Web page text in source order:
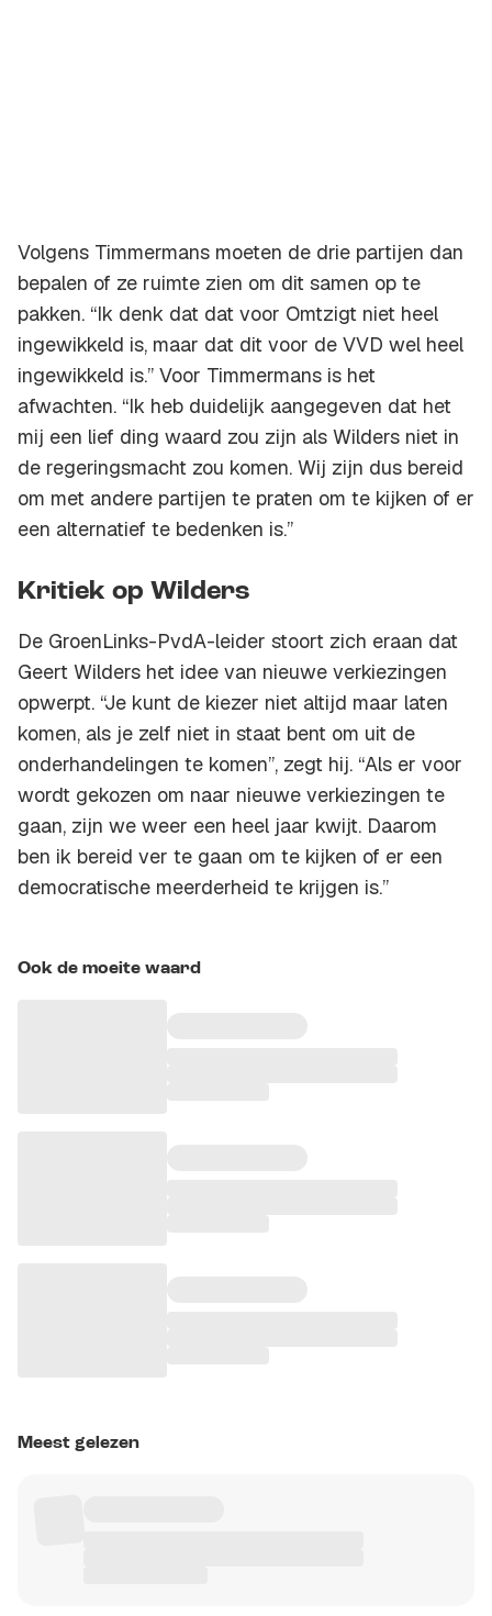
Volgens Timmermans moeten de drie partijen dan
bepalen of ze ruimte zien om dit samen op te
pakken. “Ik denk dat dat voor Omtzigt niet heel
ingewikkeld is, maar dat dit voor de VVD wel heel
ingewikkeld is.” Voor Timmermans is het
afwachten. “Ik heb duidelijk aangegeven dat het
mij een lief ding waard zou zijn als Wilders niet in
de regeringsmacht zou komen. Wij zijn dus bereid
om met andere partijen te praten om te kijken of er
een alternatief te bedenken is.”
Kritiek op Wilders
De GroenLinks-PvdA-leider stoort zich eraan dat
Geert Wilders het idee van nieuwe verkiezingen
opwerpt. “Je kunt de kiezer niet altijd maar laten
komen, als je zelf niet in staat bent om uit de
onderhandelingen te komen”, zegt hij. “Als er voor
wordt gekozen om naar nieuwe verkiezingen te
gaan, zijn we weer een heel jaar kwijt. Daarom
ben ik bereid ver te gaan om te kijken of er een
democratische meerderheid te krijgen is.”
Ook de moeite waard
Meest gelezen